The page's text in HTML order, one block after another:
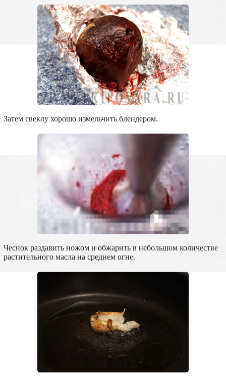
Затем свеклу хорошо измельчить блендером.
Чеснок раздавить ножом и обжарить в небольшом количестве
растительного масла на среднем огне.